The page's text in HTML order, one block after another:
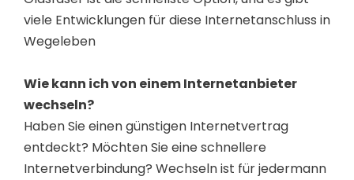
viele Entwicklungen für diese Internetanschluss in
Wegeleben
Wie kann ich von einem Internetanbieter
wechseln?
Haben Sie einen günstigen Internetvertrag
entdeckt? Möchten Sie eine schnellere
Internetverbindung? Wechseln ist für jedermann